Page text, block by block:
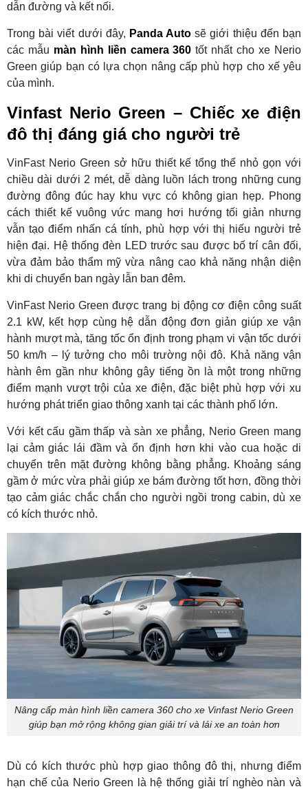
dẫn đường và kết nối.
Trong bài viết dưới đây, Panda Auto sẽ giới thiệu đến bạn
các mẫu màn hình liền camera 360 tốt nhất cho xe Nerio
Green giúp bạn có lựa chọn nâng cấp phù hợp cho xế yêu
của mình.
Vinfast Nerio Green – Chiếc xe điện
đô thị đáng giá cho người trẻ
VinFast Nerio Green sở hữu thiết kế tổng thể nhỏ gọn với
chiều dài dưới 2 mét, dễ dàng luồn lách trong những cung
đường đông đúc hay khu vực có không gian hẹp. Phong
cách thiết kế vuông vức mang hơi hướng tối giản nhưng
vẫn tạo điểm nhấn cá tính, phù hợp với thị hiếu người trẻ
hiện đại. Hệ thống đèn LED trước sau được bố trí cân đối,
vừa đảm bảo thẩm mỹ vừa nâng cao khả năng nhận diện
khi di chuyển ban ngày lẫn ban đêm.
VinFast Nerio Green được trang bị động cơ điện công suất
2.1 kW, kết hợp cùng hệ dẫn động đơn giản giúp xe vận
hành mượt mà, tăng tốc ổn định trong phạm vi vận tốc dưới
50 km/h – lý tưởng cho môi trường nội đô. Khả năng vận
hành êm gần như không gây tiếng ồn là một trong những
điểm mạnh vượt trội của xe điện, đặc biệt phù hợp với xu
hướng phát triển giao thông xanh tại các thành phố lớn.
Với kết cấu gầm thấp và sàn xe phẳng, Nerio Green mang
lại cảm giác lái đầm và ổn định hơn khi vào cua hoặc di
chuyển trên mặt đường không bằng phẳng. Khoảng sáng
gầm ở mức vừa phải giúp xe bám đường tốt hơn, đồng thời
tạo cảm giác chắc chắn cho người ngồi trong cabin, dù xe
có kích thước nhỏ.
Nâng cấp màn hình liền camera 360 cho xe Vinfast Nerio Green
giúp bạn mở rộng không gian giải trí và lái xe an toàn hơn
Dù có kích thước phù hợp giao thông đô thị, nhưng điểm
hạn chế của Nerio Green là hệ thống giải trí nghèo nàn và